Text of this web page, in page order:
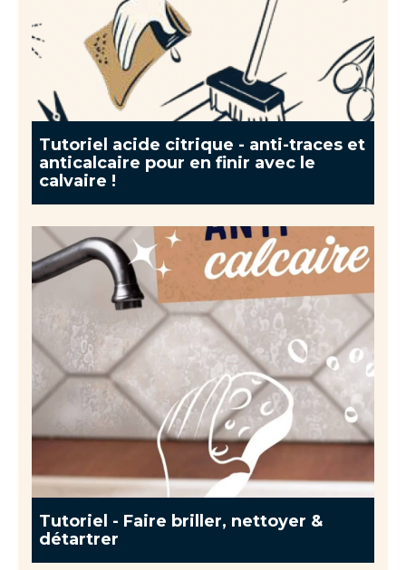
Tutoriel acide citrique - anti-traces et
anticalcaire pour en finir avec le
calvaire !
Tutoriel - Faire briller, nettoyer &
détartrer